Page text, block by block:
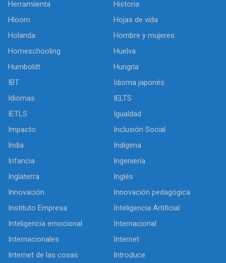
Herramiienta
Historia
Hloom
Hojas de vida
Holanda
Hombre y mujeres
Homeschooling
Huelva
Humboldt
Hungría
IBT
Idioma japonés
Idiomas
IELTS
IETLS
Igualdad
Impacto
Inclusión Social
India
Indígena
Infancia
Ingeniería
Inglaterra
Inglés
Innovación
Innovación pedagógica
Instituto Empresa
Inteligencia Artificial
Inteligencia emocional
Internacional
Internacionales
Internet
Internet de las cosas
Introduce